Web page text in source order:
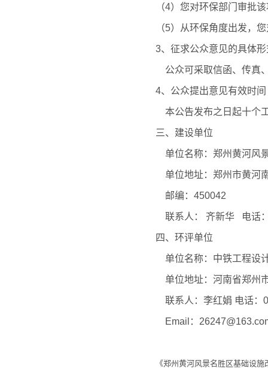
（4）您对环保部门审批
（5）从环保角度出发，
3、征求公众意见的具体形
公众可采取信函、传真
4、公众提出意见有效时间
本公告发布之日起十个
三、建设单位
单位名称：郑州黄河风
单位地址：郑州市黄河
邮编：450042
联系人： 齐新华 电话
四、环评单位
单位名称：中铁工程设
单位地址：河南省郑州
联系人：李红娟 电话
Email：
《郑州黄河风景名胜区基础设